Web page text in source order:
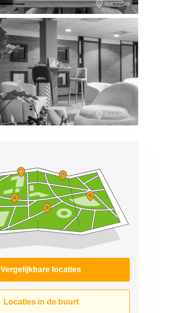
Vergelijkbare locaties
Locaties in de buurt